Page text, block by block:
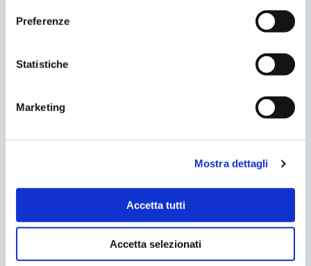
Preferenze
Statistiche
Marketing
Mostra dettagli
Accetta tutti
Accetta selezionati
masticatorio.
mandibolari
principali:
, caratterizzati da
dolore e rigidità dei muscoli masticatori e limitazione
dei movimenti mandibolari;
alterazioni del disco articolare, spesso percepite
come rumori articolari in prossimità dell’orecchio. In
alcuni casi il disco viene ricatturato durante l’apertura